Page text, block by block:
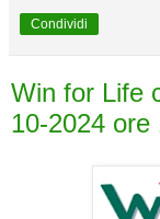
Condividi
Win for Life
10-2024 ore